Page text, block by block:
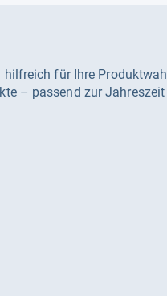
hilfreich für Ihre Produktwahl
– passend zur Jahreszeit